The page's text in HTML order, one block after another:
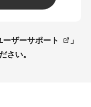
ーザーサポート
」
さい。